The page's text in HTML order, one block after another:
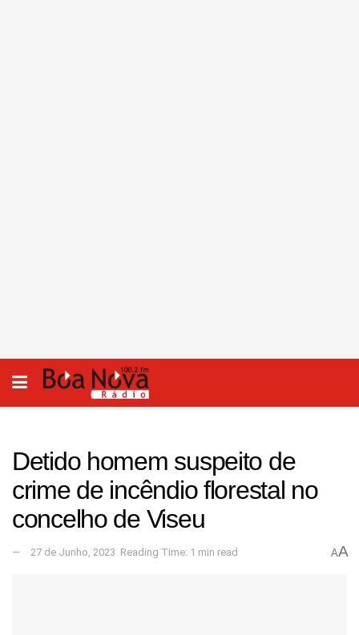
Detido homem suspeito de
crime de incêndio florestal no
concelho de Viseu
27 de Junho, 2023 Reading Time: 1 min read AA